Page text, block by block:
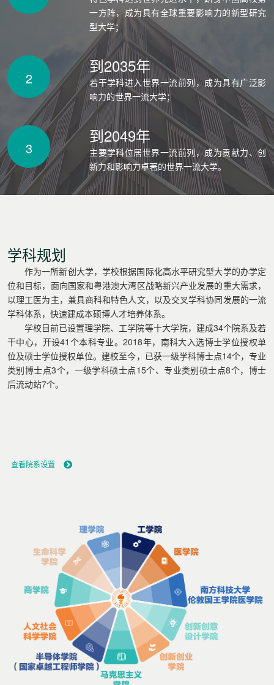
一方阵，成为具有全球重要影响力的新型研究
型大学；
2
到2035年
若干学科进入世界一流前列，成为具有广泛影
响力的世界一流大学；
3
到2049年
主要学科位居世界一流前列，成为贡献力、创
新力和影响力卓著的世界一流大学。
学科规划
作为一所新创大学，学校根据国际化高水平研究型大学的办学定
位和目标，面向国家和粤港澳大湾区战略新兴产业发展的重大需求，
以理工医为主，兼具商科和特色人文，以及交叉学科协同发展的一流
学科体系，快速建成本硕博人才培养体系。
学校目前已设置理学院、工学院等十大学院，建成34个院系及若
干中心，开设41个本科专业。2018年，南科大入选博士学位授权单
位及硕士学位授权单位。建校至今，已获一级学科博士点14个，专业
类别博士点3个，一级学科硕士点15个、专业类别硕士点8个，博士
后流动站7个。
查看院系设置